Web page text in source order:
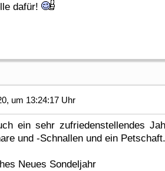
dafür!
um 13:24:17 Uhr
ein sehr zufriedenstellendes
und -Schnallen und ein Petschaft.
Neues Sondeljahr